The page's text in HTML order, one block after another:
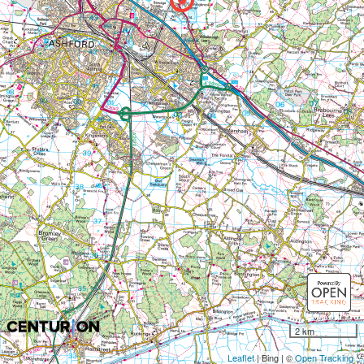
2 km
Leaflet| Bing | ©Open Tracking